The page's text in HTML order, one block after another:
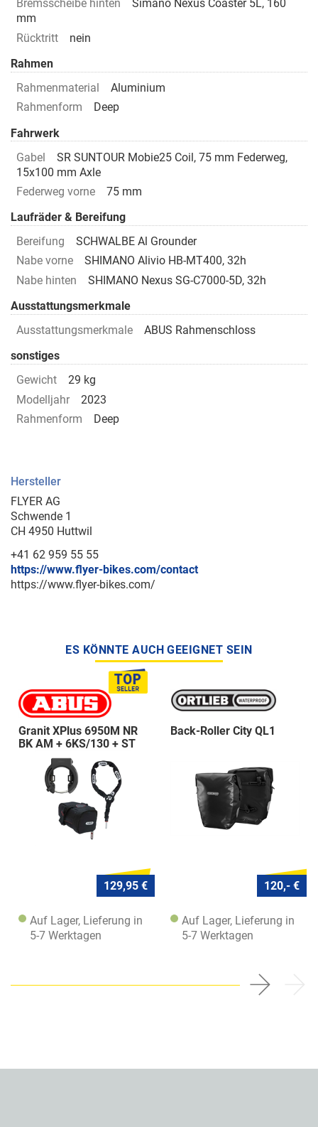
Bremsscheibe hinten
Simano Nexus Coaster 5L, 160
mm
Rücktritt
nein
Rahmen
Rahmenmaterial
Aluminium
Rahmenform
Deep
Fahrwerk
Gabel
SR SUNTOUR Mobie25 Coil, 75 mm Federweg,
15x100 mm Axle
Federweg vorne
75 mm
Laufräder & Bereifung
Bereifung
SCHWALBE Al Grounder
Nabe vorne
SHIMANO Alivio HB-MT400, 32h
Nabe hinten
SHIMANO Nexus SG-C7000-5D, 32h
Ausstattungsmerkmale
Ausstattungsmerkmale
ABUS Rahmenschloss
sonstiges
Gewicht
29 kg
Modelljahr
2023
Rahmenform
Deep
Hersteller
FLYER AG
Schwende 1
CH 4950 Huttwil
+41 62 959 55 55
https://www.flyer-bikes.com/contact
https://www.flyer-bikes.com/
ES KÖNNTE AUCH GEEIGNET SEIN
Granit XPlus 6950M NR
BK AM + 6KS/130 + ST
129,95 €
Auf Lager, Lieferung in
5-7 Werktagen
Back-Roller City QL1
120,- €
Auf Lager, Lieferung in
5-7 Werktagen